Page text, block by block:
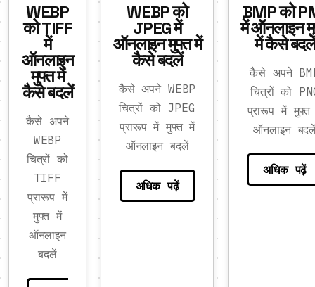
WEBP
को TIFF
में
ऑनलाइन
मुफ्त में
कैसे बदलें
कैसे अपने
WEBP
चित्रों को
TIFF
प्रारूप में
मुफ्त में
ऑनलाइन
बदलें
WEBP को
JPEG में
ऑनलाइन मुफ्त में
कैसे बदलें
कैसे अपने WEBP
चित्रों को JPEG
प्रारूप में मुफ्त में
ऑनलाइन बदलें
अधिक पढ़ें
BMP को
में ऑनलाइन
में कैसे बदलें
कैसे अपने
चित्रों को
प्रारूप में
ऑनलाइन
अधिक पढ़ें